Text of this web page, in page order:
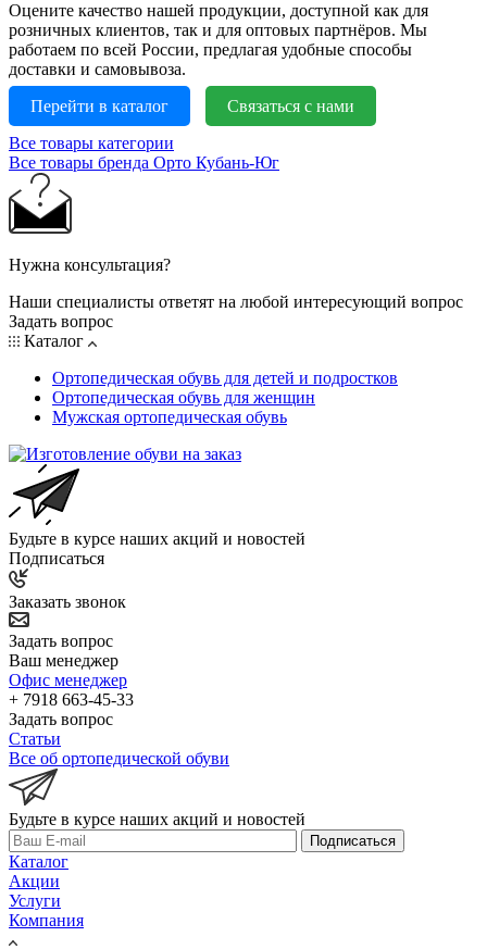
Оцените качество нашей продукции, доступной как для
розничных клиентов, так и для оптовых партнёров. Мы
работаем по всей России, предлагая удобные способы
доставки и самовывоза.
Перейти в каталог
Связаться с нами
Все товары категории
Все товары бренда Орто Кубань-Юг
Нужна консультация?
Наши специалисты ответят на любой интересующий вопрос
Задать вопрос
Каталог
Ортопедическая обувь для детей и подростков
Ортопедическая обувь для женщин
Мужская ортопедическая обувь
Будьте в курсе наших акций и новостей
Подписаться
Заказать звонок
Задать вопрос
Ваш менеджер
Офис менеджер
+ 7918 663-45-33
Задать вопрос
Статьи
Все об ортопедической обуви
Будьте в курсе наших акций и новостей
Подписаться
Каталог
Акции
Услуги
Компания